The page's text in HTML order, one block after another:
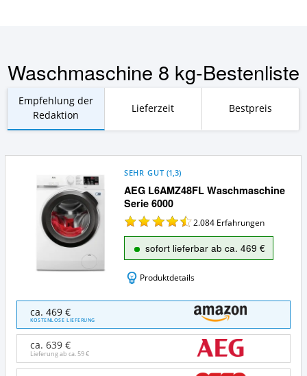
Waschmaschine 8 kg-Bestenliste
Empfehlung der
Redaktion
Lieferzeit Bestpreis
AEG L6AMZ48FL​ Waschmaschine
Serie 6000
SEHR GUT (1,3)
2.084 Erfahrungen
sofort lieferbar ab ca. 469 €
Produktdetails
AEG
L6AMZ48FL​
Waschmaschine
Serie
6000
Angebote:
ca. 469 €
KOSTENLOSE LIEFERUNG
ca. 639 €
Lieferung ab ca.59 €